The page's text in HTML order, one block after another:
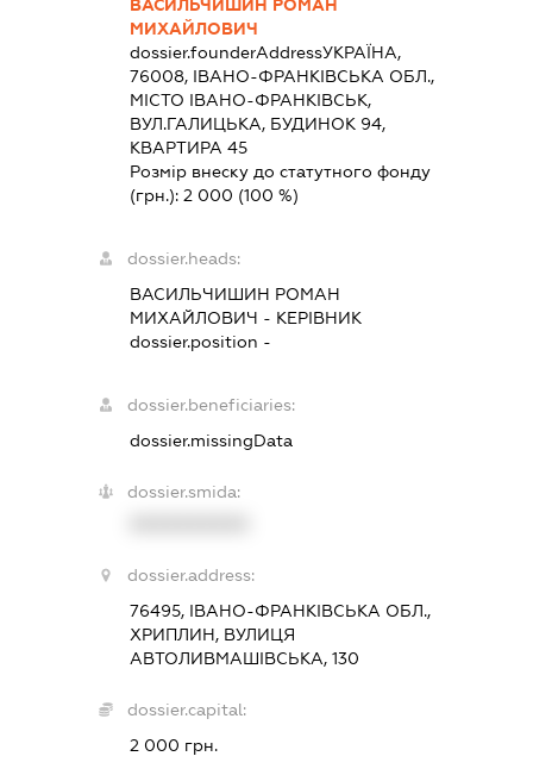
ВАСИЛЬЧИШИН РОМАН
МИХАЙЛОВИЧ
dossier.founderAddressУКРАЇНА,
76008, ІВАНО-ФРАНКІВСЬКА ОБЛ.,
МІСТО ІВАНО-ФРАНКІВСЬК,
ВУЛ.ГАЛИЦЬКА, БУДИНОК 94,
КВАРТИРА 45
Розмір внеску до статутного фонду
(грн.): 2 000 (100 %)
dossier.heads:
ВАСИЛЬЧИШИН РОМАН
МИХАЙЛОВИЧ - КЕРІВНИК
dossier.position -
dossier.beneficiaries:
dossier.missingData
dossier.smida:
dossier.address:
76495, ІВАНО-ФРАНКІВСЬКА ОБЛ.,
ХРИПЛИН, ВУЛИЦЯ
АВТОЛИВМАШІВСЬКА, 130
dossier.capital:
2 000 грн.